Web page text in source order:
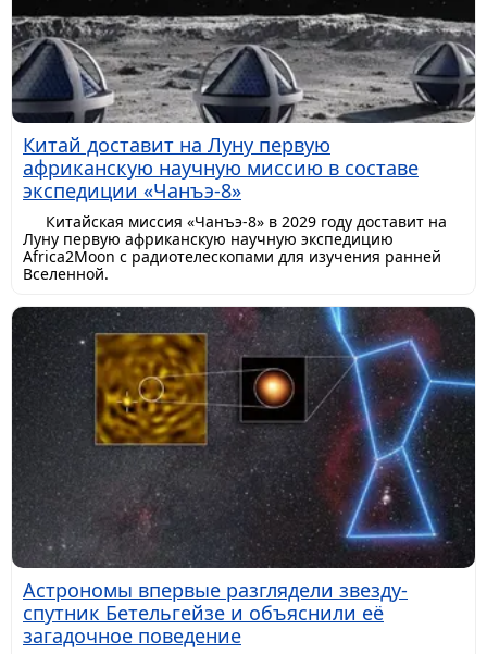
Китай доставит на Луну первую
африканскую научную миссию в составе
экспедиции «Чанъэ-8»
Китайская миссия «Чанъэ-8» в 2029 году доставит на
Луну первую африканскую научную экспедицию
Africa2Moon с радиотелескопами для изучения ранней
Вселенной.
Астрономы впервые разглядели звезду-
спутник Бетельгейзе и объяснили её
загадочное поведение